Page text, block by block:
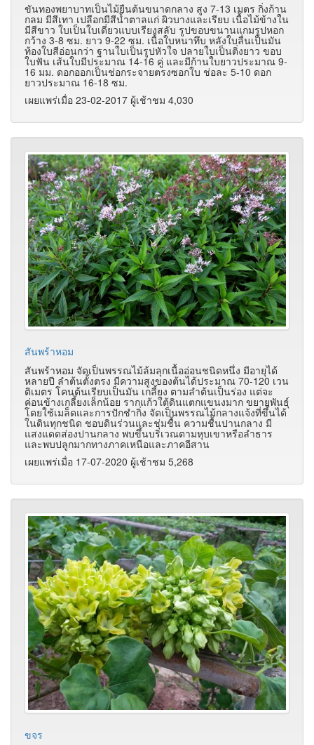
ขันทองพยาบาทเป็นไม้ยืนต้นขนาดกลาง สูง 7-13 เมตร กิ่งก้าน
กลม มีสีเทา เปลือกมีสีน้ำตาลแก่ ผิวบางและเรียบ เนื้อไม้ข้างใน
มีสีขาว ใบเป็นใบเดี่ยวแบบเรียงสลับ รูปขอบขนานแกมรูปหอก
กว้าง 3-8 ซม. ยาว 9-22 ซม. เนื้อใบหนาทึบ หลังใบลื่นเป็นมัน
ท้องใบสีอ่อนกว่า ฐานใบเป็นรูปหัวใจ ปลายใบเป็นติ่งยาว ขอบ
ใบฟัน เส้นใบมีประมาณ 14-16 คู่ และมีก้านใบยาวประมาณ 9-
16 มม. ดอกออกเป็นช่อกระจายตรงซอกใบ ช่อละ 5-10 ดอก
ยาวประมาณ 16-18 ซม.
เผยแพร่เมื่อ 23-02-2017 ผู้เช้าชม 4,030
สันพร้าหอม
สันพร้าหอม จัดเป็นพรรณไม้ล้มลุกเนื้ออ่อนชนิดหนึ่ง มีอายุได้
หลายปี ลำต้นตั้งตรง มีความสูงของต้นได้ประมาณ 70-120 เวน
ติเมตร โคนต้นเรียบเป็นมัน เกลี้ยง ตามลำต้นเป็นร่อง แต่จะ
ค่อนข้างเกลี้ยงเล็กน้อย รากแก้วใต้ดินแตกแขนงมาก ขยายพันธุ์
โดยใช้เมล็ดและการปักชำกิ่ง จัดเป็นพรรณไม้กลางแจ้งที่ขึ้นได้
ในดินทุกชนิด ชอบดินร่วนและชุ่มชื้น ความชื้นปานกลาง มี
แสงแดดส่องปานกลาง พบขึ้นบริเวณตามหุบเขาหรือลำธาร
และพบปลูกมากทางภาคเหนือและภาคอีสาน
เผยแพร่เมื่อ 17-07-2020 ผู้เช้าชม 5,268
ขจร